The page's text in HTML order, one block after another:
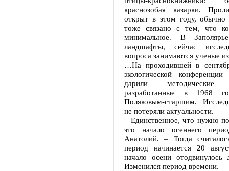
краснозобая казарки.
открыт в этом году,
тоже связано с тем, что
минимальное. В
ландшафты, сейчас
вопроса занимаются ученые
…На проходившей в
экологической
дарили методические
разработанные в 1968
Поляковым-старшим.
не потеряли актуальности.
– Единственное, что нужно
это начало осеннего
Анатолий. – Тогда
период начинается 20
начало осени
Изменился период времени.